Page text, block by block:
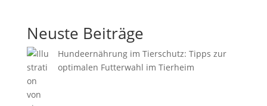
Neuste Beiträge
Hundeernährung im Tierschutz: Tipps zur
optimalen Futterwahl im Tierheim